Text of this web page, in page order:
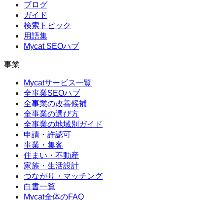
ブログ
ガイド
検索トピック
用語集
Mycat SEOハブ
事業
Mycatサービス一覧
全事業SEOハブ
全事業の改善候補
全事業の選び方
全事業の地域別ガイド
申請・許認可
事業・集客
住まい・不動産
家族・生活設計
つながり・マッチング
白書一覧
Mycat全体のFAQ